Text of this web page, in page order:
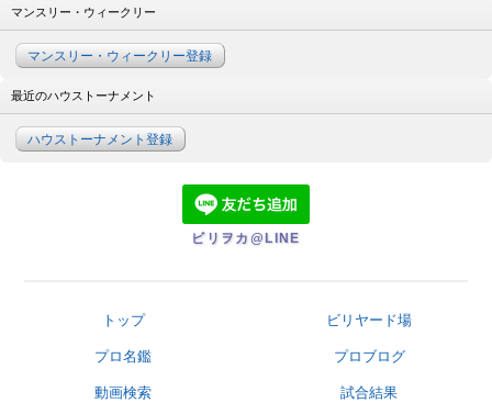
マンスリー・ウィークリー
マンスリー・ウィークリー登録
最近のハウストーナメント
ハウストーナメント登録
ビリヲカ@LINE
トップ ビリヤード場
プロ名鑑 プロブログ
動画検索 試合結果